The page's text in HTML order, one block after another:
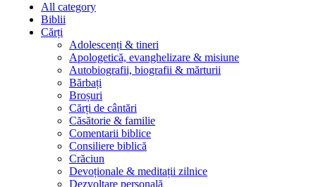
All category
Biblii
Cărți
Adolescenți & tineri
Apologetică, evanghelizare & misiune
Autobiografii, biografii & mărturii
Bărbați
Broșuri
Cărți de cântări
Căsătorie & familie
Comentarii biblice
Consiliere biblică
Crăciun
Devoționale & meditații zilnice
Dezvoltare personală